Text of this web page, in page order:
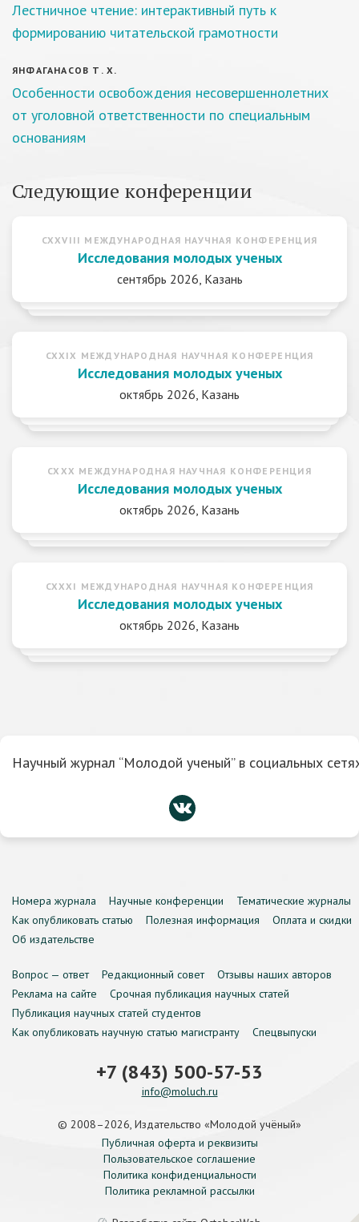
Лестничное чтение: интерактивный путь к
формированию читательской грамотности
ЯНФАГАНАСОВ Т. Х.
Особенности освобождения несовершеннолетних
от уголовной ответственности по специальным
основаниям
Следующие конференции
CXXVIII МЕЖДУНАРОДНАЯ НАУЧНАЯ КОНФЕРЕНЦИЯ
Исследования молодых ученых
сентябрь 2026, Казань
CXXIX МЕЖДУНАРОДНАЯ НАУЧНАЯ КОНФЕРЕНЦИЯ
Исследования молодых ученых
октябрь 2026, Казань
CXXX МЕЖДУНАРОДНАЯ НАУЧНАЯ КОНФЕРЕНЦИЯ
Исследования молодых ученых
октябрь 2026, Казань
CXXXI МЕЖДУНАРОДНАЯ НАУЧНАЯ КОНФЕРЕНЦИЯ
Исследования молодых ученых
октябрь 2026, Казань
Научный журнал “Молодой ученый” в социальных
Номера журнала Научные конференции
Тематические журналы
Как опубликовать статью
Полезная информация
Оплата и скидки
Об издательстве
Вопрос — ответ Редакционный совет
Отзывы наших авторов
Реклама на сайте
Срочная публикация научных статей
Публикация научных статей студентов
Как опубликовать научную статью магистранту
Спецвыпуски
+7 (843) 500-57-53
info@moluch.ru
© 2008–2026, Издательство «Молодой учёный»
Публичная оферта и реквизиты
Пользовательское соглашение
Политика конфиденциальности
Политика рекламной рассылки